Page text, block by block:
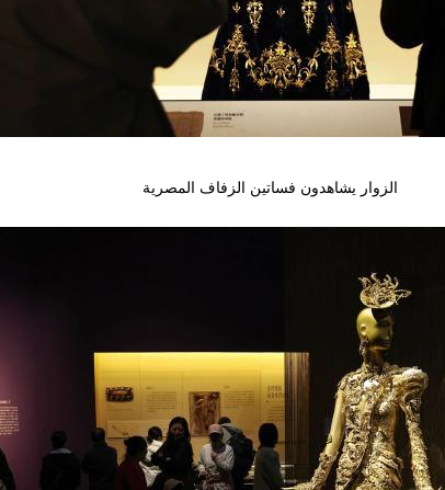
الزوار يشاهدون فساتين الزفاف المصرية